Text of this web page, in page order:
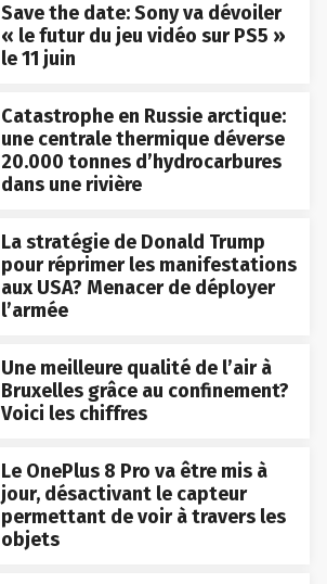
Save the date: Sony va dévoiler
« le futur du jeu vidéo sur PS5 »
le 11 juin
Catastrophe en Russie arctique:
une centrale thermique déverse
20.000 tonnes d’hydrocarbures
dans une rivière
La stratégie de Donald Trump
pour réprimer les manifestations
aux USA? Menacer de déployer
l’armée
Une meilleure qualité de l’air à
Bruxelles grâce au confinement?
Voici les chiffres
Le OnePlus 8 Pro va être mis à
jour, désactivant le capteur
permettant de voir à travers les
objets